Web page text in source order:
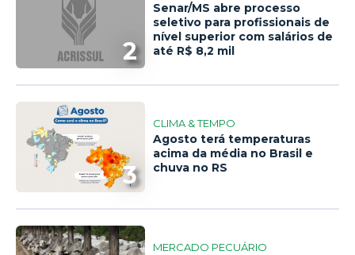
2
Senar/MS abre processo
seletivo para profissionais de
nível superior com salários de
até R$ 8,2 mil
3
CLIMA & TEMPO
Agosto terá temperaturas
acima da média no Brasil e
chuva no RS
MERCADO PECUÁRIO